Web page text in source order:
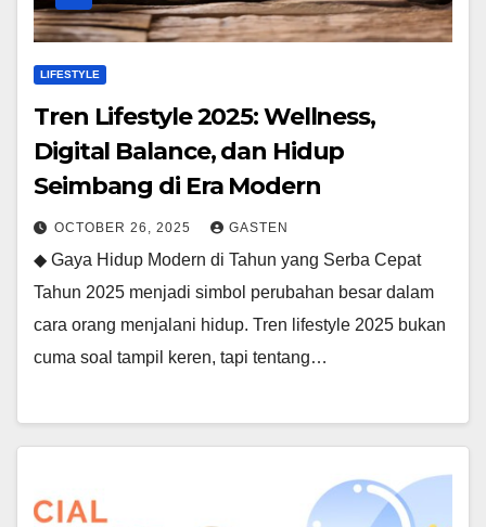
LIFESTYLE
Tren Lifestyle 2025: Wellness,
Digital Balance, dan Hidup
Seimbang di Era Modern
OCTOBER 26, 2025 GASTEN
◆ Gaya Hidup Modern di Tahun yang Serba Cepat
Tahun 2025 menjadi simbol perubahan besar dalam
cara orang menjalani hidup. Tren lifestyle 2025 bukan
cuma soal tampil keren, tapi tentang…